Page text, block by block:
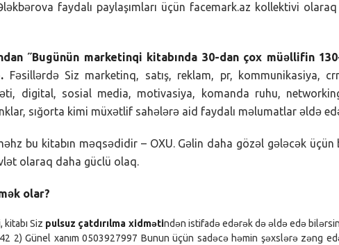
faydalı paylaşımları üçün facemark.az kollektivi olaraq
˝Bugünün marketinqi kitabında 30-dan çox müəllifin
Fəsillərdə Siz marketinq, satış, reklam, pr, kommunikasiya,
digital, sosial media, motivasiya, komanda ruhu,
sığorta kimi müxətlif sahələrə aid faydalı məlumatlar əldə
bu kitabın məqsədidir – OXU. Gəlin daha gözəl gələcək
olaraq daha güclü olaq.
olar?
kitabı Siz pulsuz çatdırılma xidmətindən istifadə edərək də əldə edə
2) Günel xanım 0503927997 Bunun üçün sadəcə həmin şəxslərə zəng